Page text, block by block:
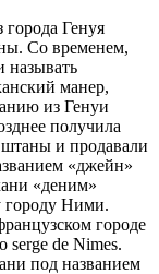
города Генуя
Со временем,
называть
манер,
из Генуи
получила
и продавали
«джейн»
«деним»
городу Ними.
городе
serge de Nimes.
под названием